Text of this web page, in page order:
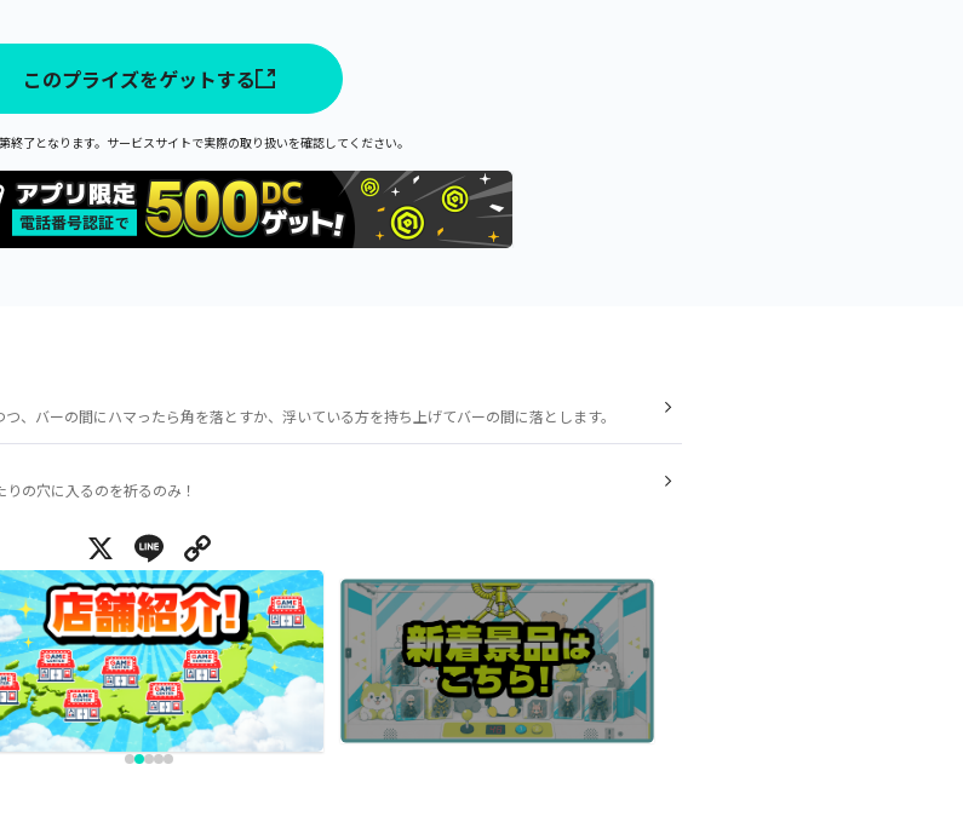
このプライズをゲットする
終了となります。サービスサイトで実際の取り扱いを確認してください。
、バーの間にハマったら角を落とすか、浮いている方を持ち上げてバーの間に落とします。
の穴に入るのを祈るのみ！
X Line